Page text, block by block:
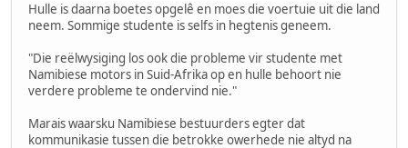
Hulle is daarna boetes opgelê en moes die voertuie uit die land
neem. Sommige studente is selfs in hegtenis geneem.
"Die reëlwysiging los ook die probleme vir studente met
Namibiese motors in Suid-Afrika op en hulle behoort nie
verdere probleme te ondervind nie."
Marais waarsku Namibiese bestuurders egter dat
kommunikasie tussen die betrokke owerhede nie altyd na